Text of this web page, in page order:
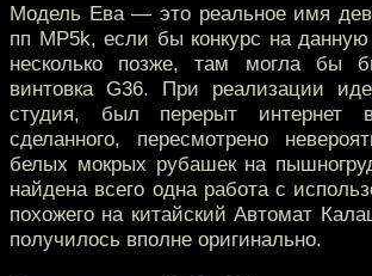
Модель Ева — это реальное имя
пп MP5k, если бы конкурс на данную
несколько позже, там могла бы
винтовка G36. При реализации
студия, был перерыт интернет
сделанного, пересмотрено
белых мокрых рубашек на
найдена всего одна работа с
похожего на китайский Автомат
получилось вполне оригинально.